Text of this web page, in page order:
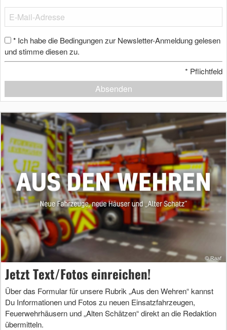
* Ich habe die Bedingungen zur Newsletter-Anmeldung gelesen
und stimme diesen zu.
* Pflichtfeld
Absenden
Jetzt Text/Fotos einreichen!
Über das Formular für unsere Rubrik „Aus den Wehren“ kannst
Du Informationen und Fotos zu neuen Einsatzfahrzeugen,
Feuerwehrhäusern und „Alten Schätzen“ direkt an die Redaktion
übermitteln.